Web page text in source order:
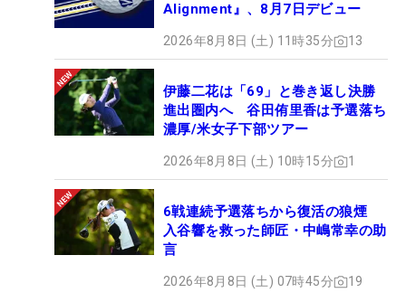
Alignment』、8月7日デビュー
2026年8月8日 (土) 11時35分 13
伊藤二花は「69」と巻き返し決勝
進出圏内へ 谷田侑里香は予選落ち
濃厚/米女子下部ツアー
2026年8月8日 (土) 10時15分 1
6戦連続予選落ちから復活の狼煙
入谷響を救った師匠・中嶋常幸の助
言
2026年8月8日 (土) 07時45分 19